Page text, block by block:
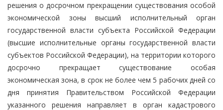
решения о досрочном прекращении существования особой
экономической зоны высший исполнительный орган
государственной власти субъекта Российской Федерации
(высшие исполнительные органы государственной власти
субъектов Российской Федерации), на территории которого
досрочно прекращает существование особая
экономическая зона, в срок не более чем 5 рабочих дней со
дня принятия Правительством Российской Федерации
указанного решения направляет в орган кадастрового